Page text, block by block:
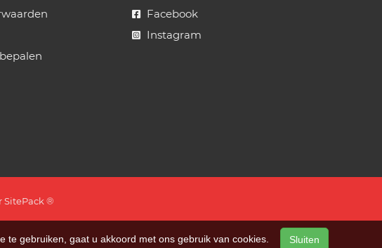
Facebook
Instagram
SitePack ®
te gebruiken, gaat u akkoord met ons gebruik van cookies. Sluiten